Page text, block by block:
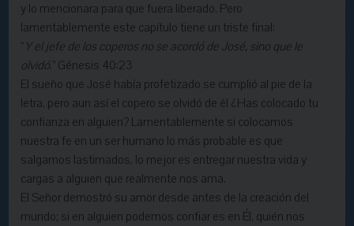
y lo mencionara para que fuera liberado. Pero
lamentablemente este capítulo tiene un triste final:
“ Y el jefe de los coperos no se acordó de José, sino que le
olvidó.” Génesis 40:23
El sueño que José había profetizado se cumplió al pie de la
letra, pero aun así el copero se olvidó de él ¿Has colocado tu
confianza en alguien? Lamentablemente si colocamos
nuestra fe en un ser humano lo más probable es que
salgamos lastimados, lo mejor es entregar nuestra vida y
cargas a alguien que realmente nos ama.
El Señor demostró su amor desde antes de la creación del
mundo; si en alguien podemos confiar es en Él, quién nos